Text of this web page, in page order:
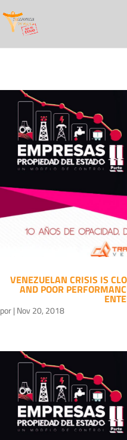
VENEZUELAN CRISIS IS
AND POOR
por| Nov 20, 2018